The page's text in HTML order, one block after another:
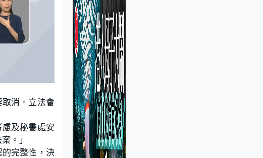
消。立法會
及秘書處安
。」
完整性，決